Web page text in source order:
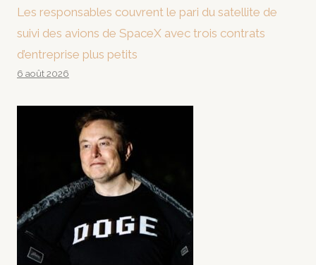
Les responsables couvrent le pari du satellite de
suivi des avions de SpaceX avec trois contrats
d’entreprise plus petits
6 août 2026